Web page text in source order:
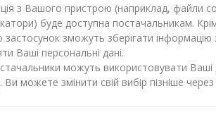
з Вашого пристрою (наприклад, файли
буде доступна постачальникам.
застосунок зможуть зберігати
Ваші персональні дані.
можуть використовувати Ваші
Ви можете змінити свій вибір пізніше